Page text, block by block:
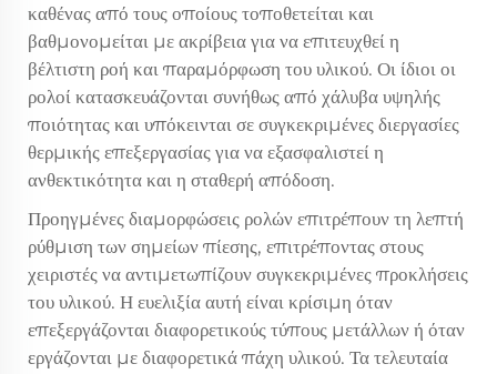
καθένας από τους οποίους τοποθετείται και
βαθμονομείται με ακρίβεια για να επιτευχθεί η
βέλτιστη ροή και παραμόρφωση του υλικού. Οι ίδιοι οι
ρολοί κατασκευάζονται συνήθως από χάλυβα υψηλής
ποιότητας και υπόκεινται σε συγκεκριμένες διεργασίες
θερμικής επεξεργασίας για να εξασφαλιστεί η
ανθεκτικότητα και η σταθερή απόδοση.
Προηγμένες διαμορφώσεις ρολών επιτρέπουν τη λεπτή
ρύθμιση των σημείων πίεσης, επιτρέποντας στους
χειριστές να αντιμετωπίζουν συγκεκριμένες προκλήσεις
του υλικού. Η ευελιξία αυτή είναι κρίσιμη όταν
επεξεργάζονται διαφορετικούς τύπους μετάλλων ή όταν
εργάζονται με διαφορετικά πάχη υλικού. Τα τελευταία